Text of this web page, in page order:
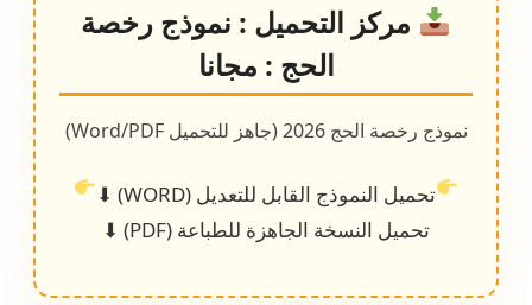
مركز التحميل : نموذج رخصة
الحج : مجانا
نموذج رخصة الحج 2026 (جاهز للتحميل Word/PDF)
تحميل النموذج القابل للتعديل (WORD) ⬇
تحميل النسخة الجاهزة للطباعة (PDF) ⬇